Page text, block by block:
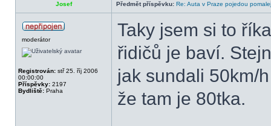
Josef Předmět příspěvku: Re: Auta v Praze pojedou
moderátor
Registrován: stř 25. říj 2006
00:00:00
Příspěvky: 2197
Bydliště: Praha
Taky jsem si to
řidičů je baví.
jak sundali 50km/
že tam je 80tka.